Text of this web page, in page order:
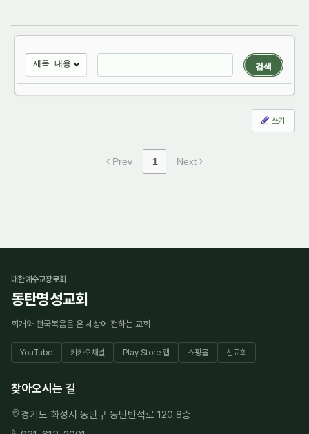
검색
쓰기
Prev 1 Next
대한예수교장로회
동탄명성교회
회개와 천국복음을 온 세상에 전하는 교회
YouTube 카카오채널 Play Store 앱 쇼핑몰 선교회
찾아오시는 길
경기도 화성시 동탄구 동탄반석로 120 8층